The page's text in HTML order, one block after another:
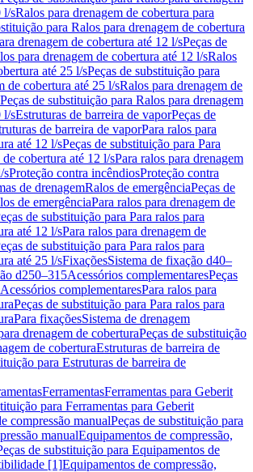
l/sRalos para drenagem de cobertura para
para Ralos para drenagem de cobertura
drenagem de cobertura até 12 l/sPeças de
para drenagem de cobertura até 12 l/sRalos
até 25 l/sPeças de substituição para
de cobertura até 25 l/sRalos para drenagem de
Peças de substituição para Ralos para drenagem
l/sEstruturas de barreira de vaporPeças de
de barreira de vaporPara ralos para
até 12 l/sPeças de substituição para Para
cobertura até 12 l/sPara ralos para drenagem
sProteção contra incêndiosProteção contra
de drenagemRalos de emergênciaPeças de
de emergênciaPara ralos para drenagem de
de substituição para Para ralos para
até 12 l/sPara ralos para drenagem de
de substituição para Para ralos para
até 25 l/sFixaçõesSistema de fixação d40–
d250–315Acessórios complementaresPeças
complementaresPara ralos para
Peças de substituição para Para ralos para
Para fixaçõesSistema de drenagem
drenagem de coberturaPeças de substituição
de coberturaEstruturas de barreira de
para Estruturas de barreira de
FerramentasFerramentas para Geberit
para Ferramentas para Geberit
compressão manualPeças de substituição para
manualEquipamentos de compressão,
de substituição para Equipamentos de
[1]Equipamentos de compressão,